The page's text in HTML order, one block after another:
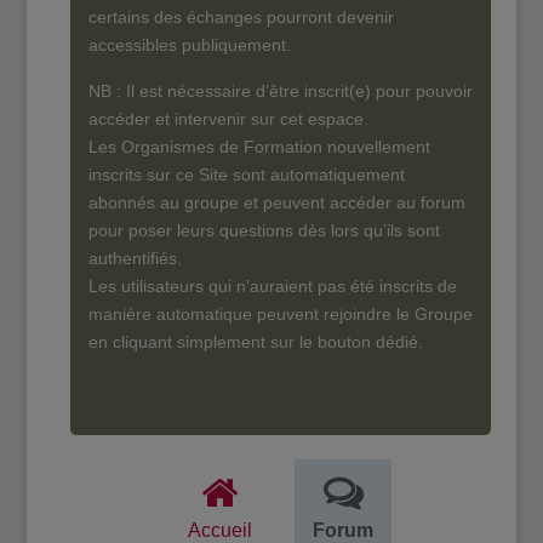
certains des échanges pourront devenir
accessibles publiquement.
NB : Il est nécessaire d’être inscrit(e) pour pouvoir
accéder et intervenir sur cet espace.
Les Organismes de Formation nouvellement
inscrits sur ce Site sont automatiquement
abonnés au groupe et peuvent accéder au forum
pour poser leurs questions dès lors qu’ils sont
authentifiés.
Les utilisateurs qui n’auraient pas été inscrits de
manière automatique peuvent rejoindre le Groupe
en cliquant simplement sur le bouton dédié.
Accueil Forum